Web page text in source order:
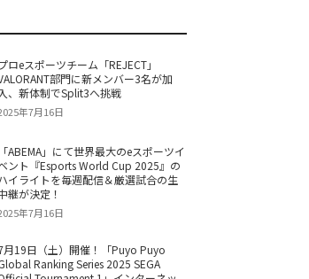
ロeスポーツチーム「REJECT」
部門に新メンバー3名が加
入、新体制でSplit3へ挑戦
年7月16日
「ABEMA」にて世界最大のeスポーツイ
ント『Esports World Cup 2025』の
イライトを毎週配信＆厳選試合の生
継が決定！
年7月16日
月19日（土）開催！「Puyo Puyo
Ranking Series 2025 SEGA